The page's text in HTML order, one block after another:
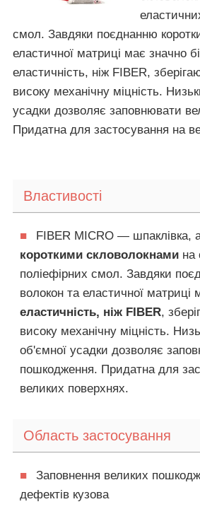
смол. Завдяки поєднанню
еластичної матриці має значно
еластичність, ніж FIBER,
високу механічну міцність.
усадки дозволяє заповнювати
Придатна для застосування на
Властивості
■
FIBER MICRO — шпаклівка,
короткими скловолокнами на
поліефірних смол. Завдяки
волокон та еластичної матриці
еластичність, ніж FIBER,
високу механічну міцність.
об'ємної усадки дозволяє
пошкодження. Придатна для
великих поверхнях.
Область застосування
■
Заповнення великих
дефектів кузова